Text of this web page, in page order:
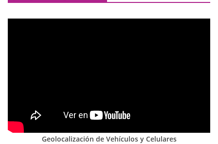
Geolocalización de Vehículos y Celulares